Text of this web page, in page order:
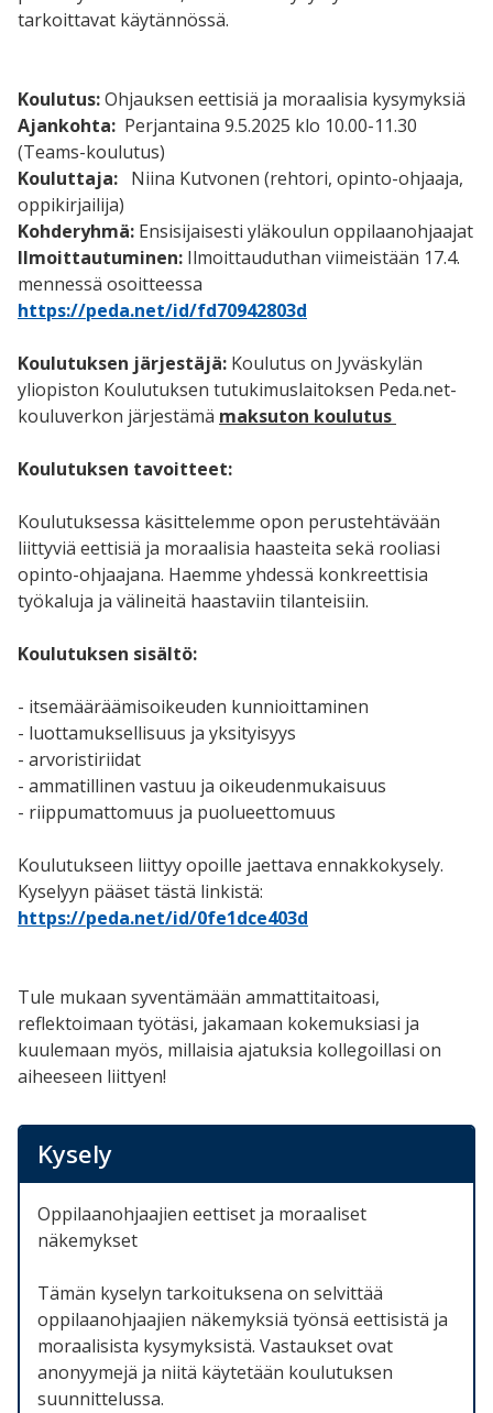
tarkoittavat käytännössä.
Koulutus:Ohjauksen eettisiä ja moraalisia kysymyksiä
Ajankohta: Perjantaina 9.5.2025 klo 10.00-11.30
(Teams-koulutus)
Kouluttaja: Niina Kutvonen (rehtori, opinto-ohjaaja,
oppikirjailija)
Kohderyhmä: Ensisijaisesti yläkoulun oppilaanohjaajat
Ilmoittautuminen: Ilmoittauduthan viimeistään 17.4.
mennessä osoitteessa
https://peda.net/id/fd70942803d
Koulutuksen järjestäjä: Koulutus on Jyväskylän
yliopiston Koulutuksen tutukimuslaitoksen Peda.net-
kouluverkon järjestämä maksuton koulutus
Koulutuksen tavoitteet:
Koulutuksessa käsittelemme opon perustehtävään
liittyviä eettisiä ja moraalisia haasteita sekä rooliasi
opinto-ohjaajana. Haemme yhdessä konkreettisia
työkaluja ja välineitä haastaviin tilanteisiin.
Koulutuksen sisältö:
- itsemääräämisoikeuden kunnioittaminen
- luottamuksellisuus ja yksityisyys
- arvoristiriidat
- ammatillinen vastuu ja oikeudenmukaisuus
- riippumattomuus ja puolueettomuus
Koulutukseen liittyy opoille jaettava ennakkokysely.
Kyselyyn pääset tästä linkistä:
https://peda.net/id/0fe1dce403d
Tule mukaan syventämään ammattitaitoasi,
reflektoimaan työtäsi, jakamaan kokemuksiasi ja
kuulemaan myös, millaisia ajatuksia kollegoillasi on
aiheeseen liittyen!
Kysely
Oppilaanohjaajien eettiset ja moraaliset
näkemykset
Tämän kyselyn tarkoituksena on selvittää
oppilaanohjaajien näkemyksiä työnsä eettisistä ja
moraalisista kysymyksistä. Vastaukset ovat
anonyymejä ja niitä käytetään koulutuksen
suunnittelussa.